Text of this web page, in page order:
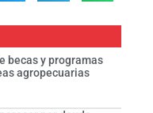
becas y programas
agropecuarias